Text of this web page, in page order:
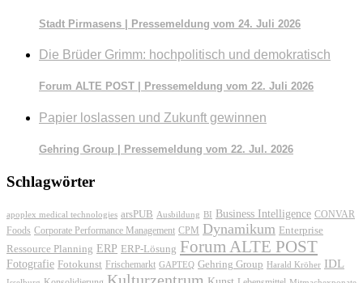
Stadt Pirmasens | Pressemeldung vom 24. Juli 2026
Die Brüder Grimm: hochpolitisch und demokratisch
Forum ALTE POST | Pressemeldung vom 22. Juli 2026
Papier loslassen und Zukunft gewinnen
Gehring Group | Pressemeldung vom 22. Jul. 2026
Schlagwörter
apoplex medical technologies arsPUB Ausbildung BI Business Intelligence CONVAR
Foods Corporate Performance Management CPM Dynamikum Enterprise
Ressource Planning ERP ERP-Lösung Forum ALTE POST
Fotografie Fotokunst Frischemarkt GAPTEQ Gehring Group Harald Kröher IDL
Kulturzentrum